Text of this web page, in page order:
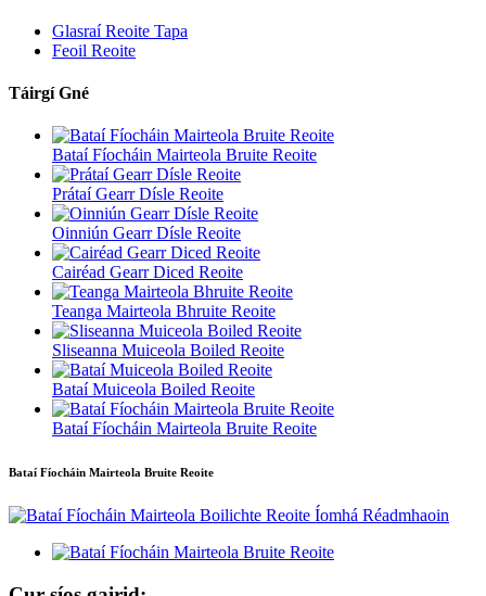
Glasraí Reoite Tapa
Feoil Reoite
Táirgí Gné
Bataí Fíocháin Mairteola Bruite Reoite
Prátaí Gearr Dísle Reoite
Oinniún Gearr Dísle Reoite
Cairéad Gearr Diced Reoite
Teanga Mairteola Bhruite Reoite
Sliseanna Muiceola Boiled Reoite
Bataí Muiceola Boiled Reoite
Bataí Fíocháin Mairteola Bruite Reoite
Bataí Fíocháin Mairteola Bruite Reoite